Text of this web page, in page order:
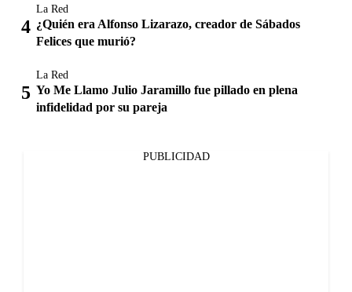
La Red
¿Quién era Alfonso Lizarazo, creador de Sábados
Felices que murió?
La Red
Yo Me Llamo Julio Jaramillo fue pillado en plena
infidelidad por su pareja
PUBLICIDAD